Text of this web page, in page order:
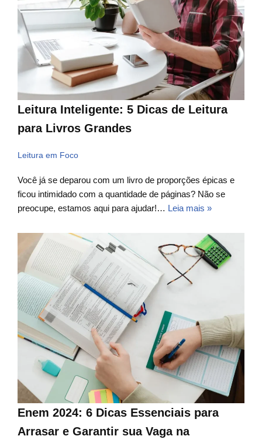
Leitura Inteligente: 5 Dicas de Leitura
para Livros Grandes
Leitura em Foco
Você já se deparou com um livro de proporções épicas e
ficou intimidado com a quantidade de páginas? Não se
preocupe, estamos aqui para ajudar!… Leia mais »
Enem 2024: 6 Dicas Essenciais para
Arrasar e Garantir sua Vaga na